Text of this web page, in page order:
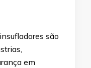
são
em